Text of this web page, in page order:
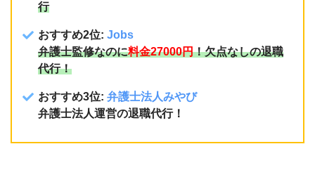
行
おすすめ2位:Jobs
弁護士監修なのに料金27000円！欠点なしの退職
代行！
おすすめ3位:弁護士法人みやび
弁護士法人運営の退職代行！